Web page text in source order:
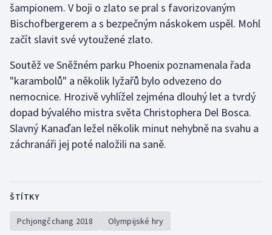
šampionem. V boji o zlato se pral s favorizovaným
Bischofbergerem a s bezpečným náskokem uspěl. Mohl
začít slavit své vytoužené zlato.
Soutěž ve Sněžném parku Phoenix poznamenala řada
"karambolů" a několik lyžařů bylo odvezeno do
nemocnice. Hrozivě vyhlížel zejména dlouhý let a tvrdý
dopad bývalého mistra světa Christophera Del Bosca.
Slavný Kanaďan ležel několik minut nehybně na svahu a
záchranáři jej poté naložili na saně.
ŠTÍTKY
Pchjongčchang 2018 Olympijské hry